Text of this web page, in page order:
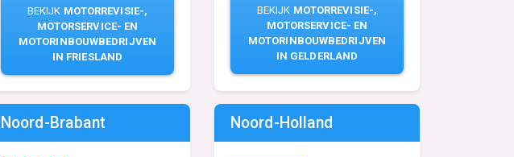
BEKIJK MOTORREVISIE-,
MOTORSERVICE- EN
MOTORINBOUWBEDRIJVEN
IN FRIESLAND
BEKIJK MOTORREVISIE-,
MOTORSERVICE- EN
MOTORINBOUWBEDRIJVEN
IN GELDERLAND
Noord-Brabant Noord-Holland